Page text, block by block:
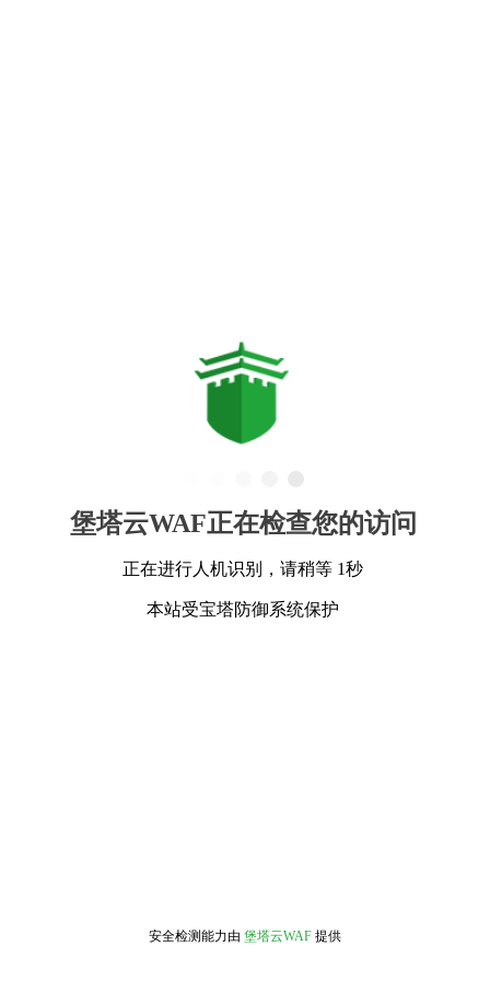
堡塔云WAF正在检查您的访问
正在进行人机识别，请稍等 1秒
本站受宝塔防御系统保护
安全检测能力由 堡塔云WAF 提供